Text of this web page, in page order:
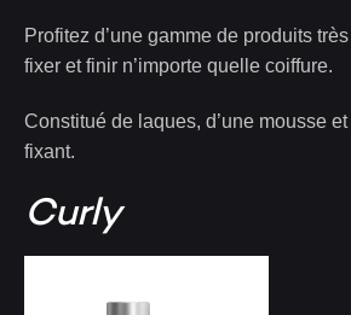
Profitez d’une gamme de produits
fixer et finir n’importe quelle coiffure.
Constitué de laques, d’une mousse
fixant.
Curly